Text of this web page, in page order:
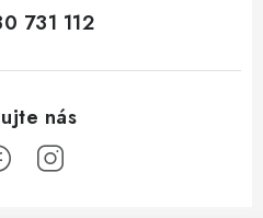
731 112